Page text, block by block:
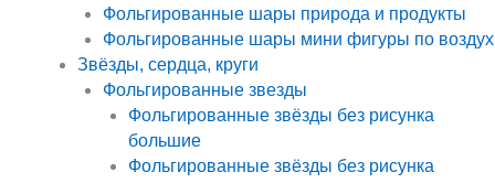
Фольгированные шары природа и продукты
Фольгированные шары мини фигуры по воздух
Звёзды, сердца, круги
Фольгированные звезды
Фольгированные звёзды без рисунка
большие
Фольгированные звёзды без рисунка